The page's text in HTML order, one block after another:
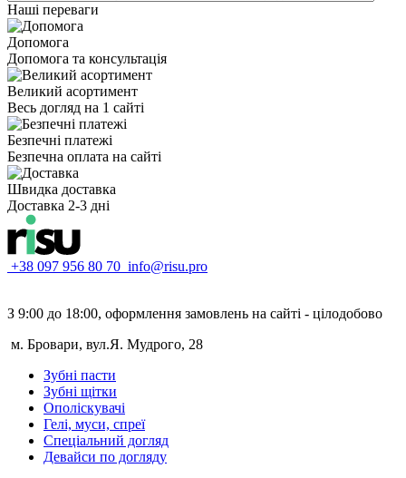
Наші переваги
Допомога
Допомога та консультація
Великий асортимент
Весь догляд на 1 сайті
Безпечні платежі
Безпечна оплата на сайті
Швидка доставка
Доставка 2-3 дні
+38 097 956 80 70 info@risu.pro
З 9:00 до 18:00, оформлення замовлень на сайті - цілодобово
м. Бровари, вул.Я. Мудрого, 28
Зубні пасти
Зубні щітки
Ополіскувачі
Гелі, муси, спреї
Спеціальний догляд
Девайси по догляду